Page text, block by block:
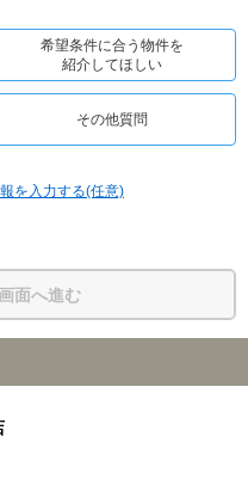
希望条件に合う物件を
紹介してほしい
その他質問
を入力する(任意)
面へ進む